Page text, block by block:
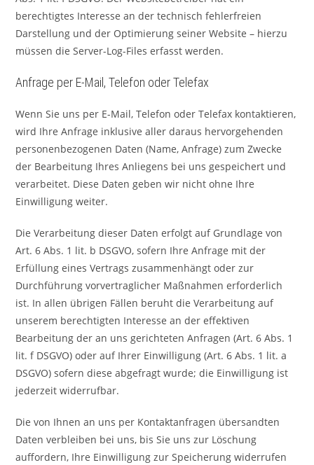
berechtigtes Interesse an der technisch fehlerfreien
Darstellung und der Optimierung seiner Website – hierzu
müssen die Server-Log-Files erfasst werden.
Anfrage per E-Mail, Telefon oder Telefax
Wenn Sie uns per E-Mail, Telefon oder Telefax kontaktieren,
wird Ihre Anfrage inklusive aller daraus hervorgehenden
personenbezogenen Daten (Name, Anfrage) zum Zwecke
der Bearbeitung Ihres Anliegens bei uns gespeichert und
verarbeitet. Diese Daten geben wir nicht ohne Ihre
Einwilligung weiter.
Die Verarbeitung dieser Daten erfolgt auf Grundlage von
Art. 6 Abs. 1 lit. b DSGVO, sofern Ihre Anfrage mit der
Erfüllung eines Vertrags zusammenhängt oder zur
Durchführung vorvertraglicher Maßnahmen erforderlich
ist. In allen übrigen Fällen beruht die Verarbeitung auf
unserem berechtigten Interesse an der effektiven
Bearbeitung der an uns gerichteten Anfragen (Art. 6 Abs. 1
lit. f DSGVO) oder auf Ihrer Einwilligung (Art. 6 Abs. 1 lit. a
DSGVO) sofern diese abgefragt wurde; die Einwilligung ist
jederzeit widerrufbar.
Die von Ihnen an uns per Kontaktanfragen übersandten
Daten verbleiben bei uns, bis Sie uns zur Löschung
auffordern, Ihre Einwilligung zur Speicherung widerrufen